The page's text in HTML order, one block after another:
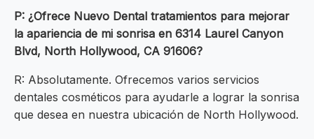
P: ¿Ofrece Nuevo Dental tratamientos para mejorar
la apariencia de mi sonrisa en 6314 Laurel Canyon
Blvd, North Hollywood, CA 91606?
R: Absolutamente. Ofrecemos varios servicios
dentales cosméticos para ayudarle a lograr la sonrisa
que desea en nuestra ubicación de North Hollywood.